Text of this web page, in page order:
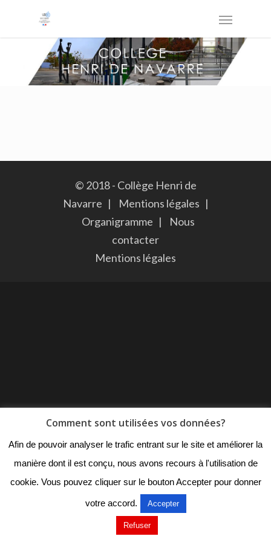
© 2018 - Collège Henri de
Navarre |
Mentions légales |
Organigramme |
Nous
contacter
Mentions légales
Comment sont utilisées vos données?
Afin de pouvoir analyser le trafic entrant sur le site et améliorer la
manière dont il est conçu, nous avons recours à l'utilisation de
cookie. Vous pouvez cliquer sur le bouton Accepter pour donner
votre accord. Accepter
Refuser